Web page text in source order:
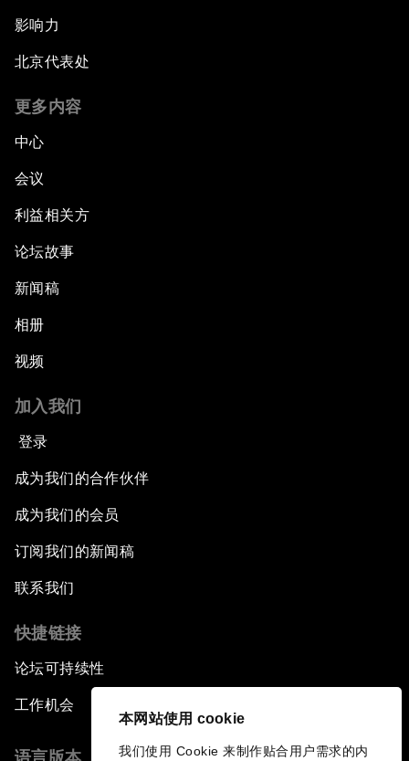
本网站使用 cookie
我们使用 Cookie 来制作贴合用户需求的内
影响力
北京代表处
更多内容
中心
会议
利益相关方
论坛故事
新闻稿
相册
视频
加入我们
登录
成为我们的合作伙伴
成为我们的会员
订阅我们的新闻稿
联系我们
快捷链接
论坛可持续性
工作机会
语言版本